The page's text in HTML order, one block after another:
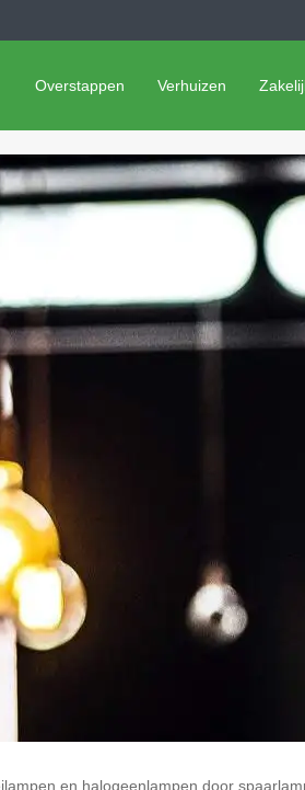
Overstappen Verhuizen
en halogeenlampen door